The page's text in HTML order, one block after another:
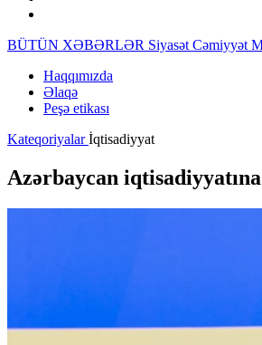
BÜTÜN XƏBƏRLƏR Siyasət Cəmiyyət
Haqqımızda
Əlaqə
Peşə etikası
Kateqoriyalarİqtisadiyyat
Azərbaycan